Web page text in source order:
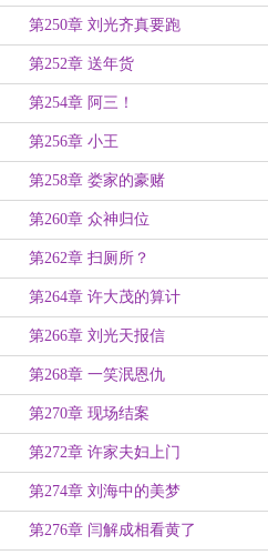
第250章 刘光齐真要跑
第252章 送年货
第254章 阿三！
第256章 小王
第258章 娄家的豪赌
第260章 众神归位
第262章 扫厕所？
第264章 许大茂的算计
第266章 刘光天报信
第268章 一笑泯恩仇
第270章 现场结案
第272章 许家夫妇上门
第274章 刘海中的美梦
第276章 闫解成相看黄了